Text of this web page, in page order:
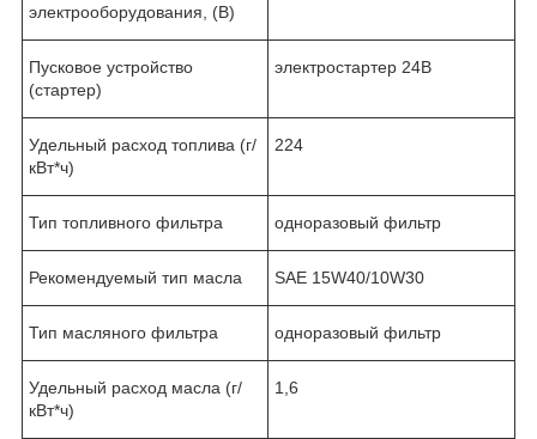
электрооборудования, (В)
Пусковое устройство
(стартер)
электростартер 24В
Удельный расход топлива (г/
кВт*ч)
224
Тип топливного фильтра одноразовый фильтр
Рекомендуемый тип масла SAE 15W40/10W30
Тип масляного фильтра одноразовый фильтр
Удельный расход масла (г/
кВт*ч)
1,6